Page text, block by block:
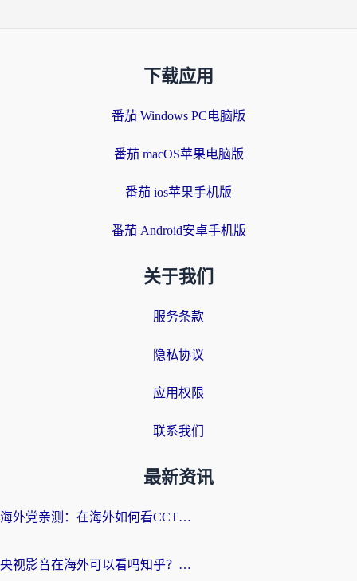
下载应用
番茄 Windows PC电脑版
番茄 macOS苹果电脑版
番茄 ios苹果手机版
番茄 Android安卓手机版
关于我们
服务条款
隐私协议
应用权限
联系我们
最新资讯
海外党亲测：在海外如何看CCTV？告别“仅限大陆播放”的实用指南
央视影音在海外可以看吗知乎？留学生亲测：3步解决地域限制+追剧自由